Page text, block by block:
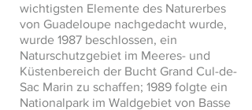
wichtigsten Elemente des Naturerbes
von Guadeloupe nachgedacht wurde,
wurde 1987 beschlossen, ein
Naturschutzgebiet im Meeres- und
Küstenbereich der Bucht Grand Cul-de-
Sac Marin zu schaffen; 1989 folgte ein
Nationalpark im Waldgebiet von Basse